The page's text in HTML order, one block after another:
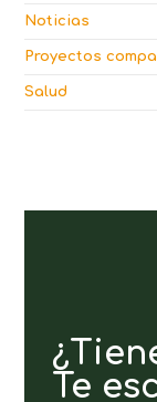
Noticias
Proyectos
Salud
Te